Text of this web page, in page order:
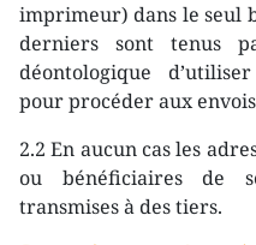
imprimeur) dans le seul
derniers sont tenus
déontologique
pour procéder aux
2.2 En aucun cas les
ou bénéficiaires de
transmises à des tiers.